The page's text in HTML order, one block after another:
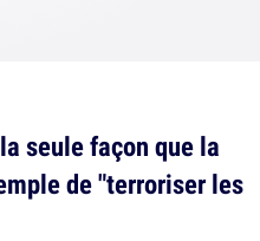
seule façon que la
de "terroriser les